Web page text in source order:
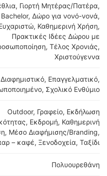
Γιορτή Μητέρας/Πατέρα,
Δώρο για νονό-νονά,
Καθημερινή Χρήση,
Πρακτικές Ιδέες Δώρου με
Τέλος Χρονιάς,
Χριστούγεννα
Διαφημιστικό, Επαγγελματικό,
Σχολικό Ενθύμιο
Outdoor, Γραφείο, Εκδήλωση
Εκδρομή, Καθημερινή
Μέσο Διαφήμισης/Branding,
– καφέ, Ξενοδοχεία, Ταξίδι
Πολυουρεθάνη